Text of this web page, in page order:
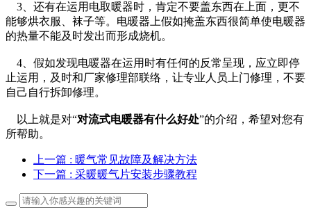
3、还有在运用电取暖器时，肯定不要盖东西在上面，更不
能够烘衣服、袜子等。电暖器上假如掩盖东西很简单使电暖器
的热量不能及时发出而形成烧机。
4、假如发现电暖器在运用时有任何的反常呈现，应立即停
止运用，及时和厂家修理部联络，让专业人员上门修理，不要
自己自行拆卸修理。
以上就是对“对流式电暖器有什么好处”的介绍，希望对您有
所帮助。
上一篇 : 暖气常见故障及解决方法
下一篇 : 采暖暖气片安装步骤教程